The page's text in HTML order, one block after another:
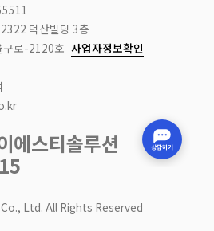
덕산빌딩 3층
구로-2120호 사업자정보확인
에스티솔루션
Ltd. All Rights Reserved